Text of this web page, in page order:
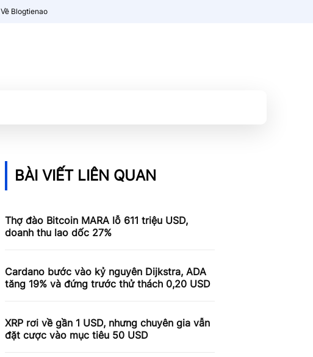
Về Blogtienao
BÀI VIẾT LIÊN QUAN
Thợ đào Bitcoin MARA lỗ 611 triệu USD,
doanh thu lao dốc 27%
Cardano bước vào kỷ nguyên Dijkstra, ADA
tăng 19% và đứng trước thử thách 0,20 USD
XRP rơi về gần 1 USD, nhưng chuyên gia vẫn
đặt cược vào mục tiêu 50 USD